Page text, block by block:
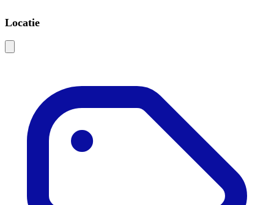
Locatie